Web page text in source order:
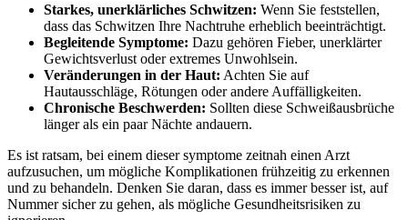
Starkes, unerklärliches Schwitzen: ⁤Wenn Sie ​feststellen,
dass das Schwitzen Ihre Nachtruhe erheblich beeinträchtigt.
Begleitende Symptome: Dazu gehören Fieber, unerklärter
Gewichtsverlust oder extremes‌ Unwohlsein.
Veränderungen in der Haut: Achten Sie auf
Hautausschläge, Rötungen oder andere Auffälligkeiten.
Chronische Beschwerden: Sollten diese Schweißausbrüche
länger als ein⁣ paar Nächte andauern.
Es ist ratsam, bei einem⁤ dieser symptome zeitnah einen Arzt
aufzusuchen,‌ um mögliche Komplikationen frühzeitig zu erkennen
und zu behandeln. Denken⁤ Sie daran, dass es immer besser ist, auf⁢
Nummer sicher zu gehen, als mögliche Gesundheitsrisiken zu